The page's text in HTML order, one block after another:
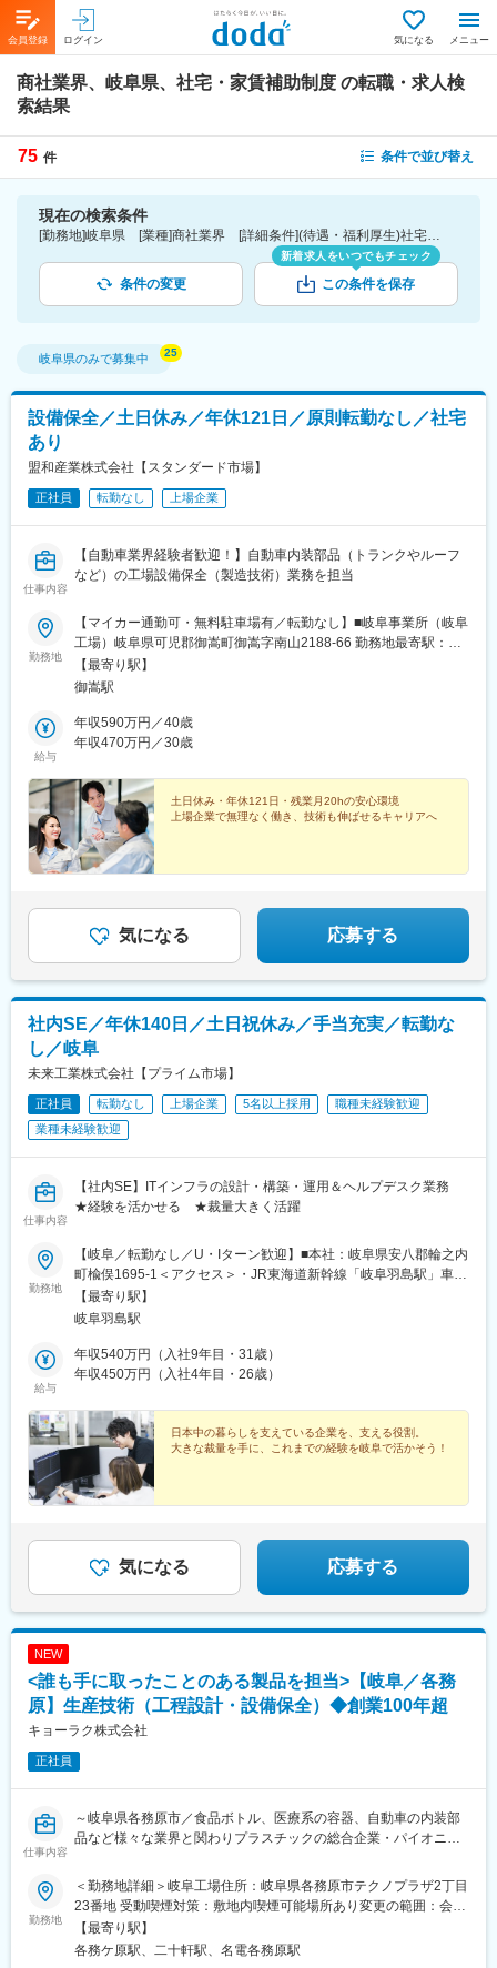
会員登録 ログイン 気になる メニュー
商社業界、岐阜県、社宅・家賃補助制度 の転職・求人検
索結果
75 件 条件で並び替え
現在の検索条件
[勤務地]岐阜県 [業種]商社業界 [詳細条件](待遇・福利厚生)社宅・家賃補助制度
条件の変更
新着求人をいつでもチェック
この条件を保存
岐阜県のみで募集中
設備保全／土日休み／年休121日／原則転勤なし／社宅
あり
盟和産業株式会社【スタンダード市場】
正社員 転勤なし 上場企業
仕事内容
【自動車業界経験者歓迎！】自動車内装部品（トランクやルーフ
など）の工場設備保全（製造技術）業務を担当
勤務地
【マイカー通勤可・無料駐車場有／転勤なし】■岐阜事業所（岐阜
工場）岐阜県可児郡御嵩町御嵩字南山2188-66 勤務地最寄駅：名
鉄広見線／御嵩駅※受動喫煙対策：屋内全面禁煙
【最寄り駅】
御嵩駅
給与
年収590万円／40歳
年収470万円／30歳
土日休み・年休121日・残業月20hの安心環境
上場企業で無理なく働き、技術も伸ばせるキャリアへ
気になる 応募する
社内SE／年休140日／土日祝休み／手当充実／転勤な
し／岐阜
未来工業株式会社【プライム市場】
正社員 転勤なし 上場企業 5名以上採用
職種未経験歓迎
業種未経験歓迎
仕事内容
【社内SE】ITインフラの設計・構築・運用＆ヘルプデスク業務
★経験を活かせる ★裁量大きく活躍
勤務地
【岐阜／転勤なし／U・Iターン歓迎】■本社：岐阜県安八郡輪之内
町楡俣1695-1＜アクセス＞・JR東海道新幹線「岐阜羽島駅」車で
15分・JR東海道本線「大垣駅」車で25分☆マイカー通勤OK（駐
車場あり）☆受動喫煙対策あり（屋内原則禁煙）
【最寄り駅】
岐阜羽島駅
給与
年収540万円（入社9年目・31歳）
年収450万円（入社4年目・26歳）
日本中の暮らしを支えている企業を、支える役割。
大きな裁量を手に、これまでの経験を岐阜で活かそう！
気になる 応募する
NEW
<誰も手に取ったことのある製品を担当>【岐阜／各務
原】生産技術（工程設計・設備保全）◆創業100年超
キョーラク株式会社
正社員
仕事内容
～岐阜県各務原市／食品ボトル、医療系の容器、自動車の内装部
品など様々な業界と関わりプラスチックの総合企業・パイオニア
◆業務概要：
2012年に設立された新しい岐阜工場の生産技術ポジションで活躍
していただきます。
勤務地
＜勤務地詳細＞岐阜工場住所：岐阜県各務原市テクノプラザ2丁目
23番地 受動喫煙対策：敷地内喫煙可能場所あり変更の範囲：会社
の定める事業所
【最寄り駅】
各務ケ原駅、二十軒駅、名電各務原駅